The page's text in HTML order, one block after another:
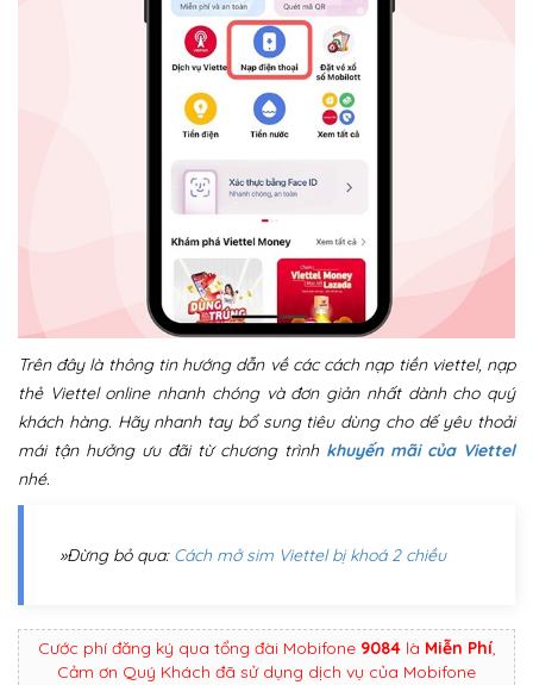
Trên đây là thông tin hướng dẫn về các cách nạp tiền viettel, nạp
thẻ Viettel online nhanh chóng và đơn giản nhất dành cho quý
khách hàng. Hãy nhanh tay bổ sung tiêu dùng cho dế yêu thoải
mái tận hưởng ưu đãi từ chương trình khuyến mãi của Viettel
nhé.
»Đừng bỏ qua: Cách mở sim Viettel bị khoá 2 chiều
Cước phí đăng ký qua tổng đài Mobifone 9084là Miễn Phí,
Cảm ơn Quý Khách đã sử dụng dịch vụ của Mobifone